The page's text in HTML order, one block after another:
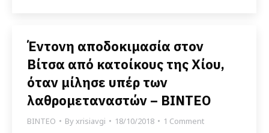
Έντονη αποδοκιμασία στον
Βίτσα από κατοίκους της Χίου,
όταν μίλησε υπέρ των
λαθρομεταναστών – ΒΙΝΤΕΟ
ΒΙΝΤΕΟ Byxrisiavgi 18/10/2018 1 Comment